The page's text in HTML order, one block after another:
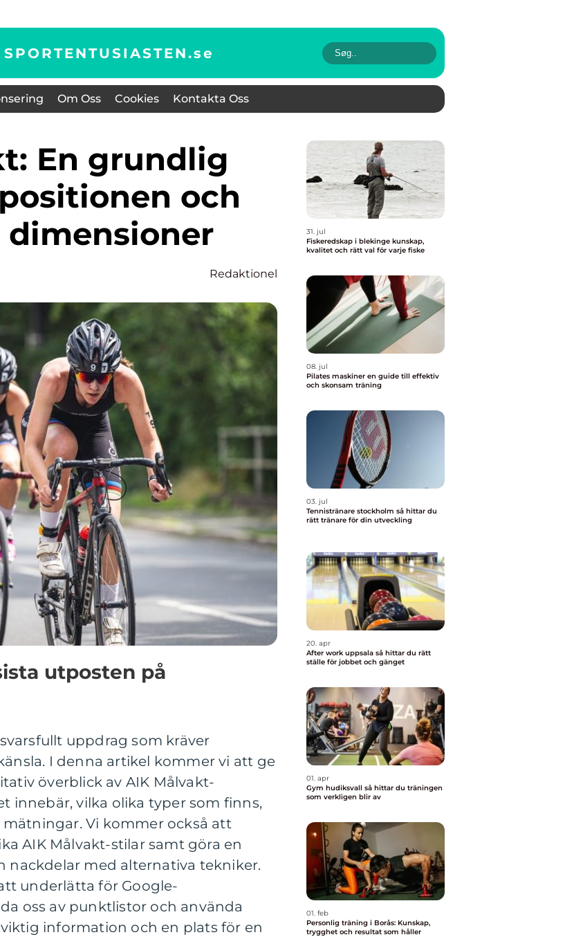
SPORTENTUSIASTEN.se
Om Oss Cookies Kontakta Oss
och
dimensioner
Redaktionel
utposten på
uppdrag som kräver
I denna artikel kommer vi att ge
överblick av AIK Målvakt-
innebär, vilka olika typer som finns,
Vi kommer också att
AIK Målvakt-stilar samt göra en
nackdelar med alternativa tekniker.
underlätta för Google-
oss av punktlistor och använda
information och en plats för en
31. jul
Fiskeredskap i blekinge kunskap,
kvalitet och rätt val för varje fiske
08. jul
Pilates maskiner en guide till effektiv
och skonsam träning
03. jul
Tennistränare stockholm så hittar du
rätt tränare för din utveckling
20. apr
After work uppsala så hittar du rätt
ställe för jobbet och gänget
01. apr
Gym hudiksvall så hittar du träningen
som verkligen blir av
01. feb
Personlig träning i Borås: Kunskap,
trygghet och resultat som håller